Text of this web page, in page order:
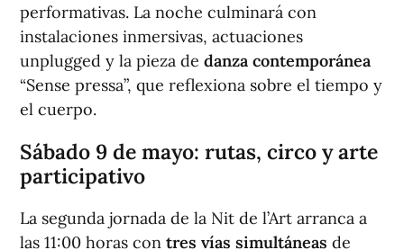
performativas. La noche culminará con
instalaciones inmersivas, actuaciones
unplugged y la pieza de danza contemporánea
“Sense pressa”, que reflexiona sobre el tiempo y
el cuerpo.
Sábado 9 de mayo: rutas, circo y arte
participativo
La segunda jornada de la Nit de l’Art arranca a
las 11:00 horas con tres vías simultáneas de